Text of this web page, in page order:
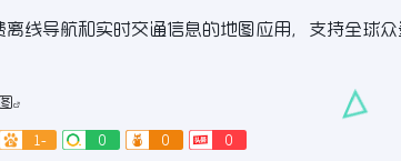
离线导航和实时交通信息的地图应用，支持全球众
1- 0 0 0